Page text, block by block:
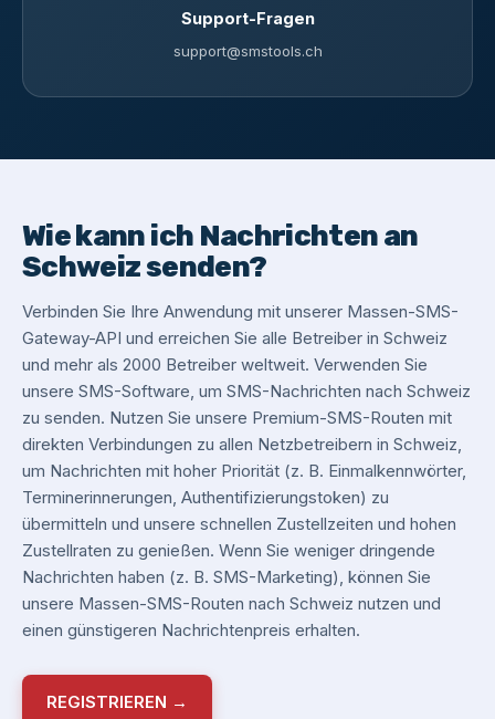
Support-Fragen
support@smstools.ch
Wie kann ich Nachrichten an
Schweiz senden?
Verbinden Sie Ihre Anwendung mit unserer Massen-SMS-
Gateway-API und erreichen Sie alle Betreiber in Schweiz
und mehr als 2000 Betreiber weltweit. Verwenden Sie
unsere SMS-Software, um SMS-Nachrichten nach Schweiz
zu senden. Nutzen Sie unsere Premium-SMS-Routen mit
direkten Verbindungen zu allen Netzbetreibern in Schweiz,
um Nachrichten mit hoher Priorität (z. B. Einmalkennwörter,
Terminerinnerungen, Authentifizierungstoken) zu
übermitteln und unsere schnellen Zustellzeiten und hohen
Zustellraten zu genießen. Wenn Sie weniger dringende
Nachrichten haben (z. B. SMS-Marketing), können Sie
unsere Massen-SMS-Routen nach Schweiz nutzen und
einen günstigeren Nachrichtenpreis erhalten.
REGISTRIEREN →